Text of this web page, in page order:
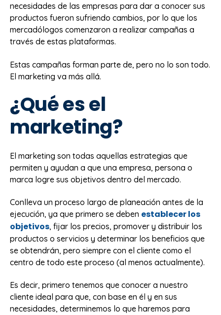
necesidades de las empresas para dar a conocer sus
productos fueron sufriendo cambios, por lo que los
mercadólogos comenzaron a realizar campañas a
través de estas plataformas.
Estas campañas forman parte de, pero no lo son todo.
El marketing va más allá.
¿Qué es el
marketing?
El marketing son todas aquellas estrategias que
permiten y ayudan a que una empresa, persona o
marca logre sus objetivos dentro del mercado.
Conlleva un proceso largo de planeación antes de la
ejecución, ya que primero se deben establecer los
objetivos, fijar los precios, promover y distribuir los
productos o servicios y determinar los beneficios que
se obtendrán, pero siempre con el cliente como el
centro de todo este proceso (al menos actualmente).
Es decir, primero tenemos que conocer a nuestro
cliente ideal para que, con base en él y en sus
necesidades, determinemos lo que haremos para